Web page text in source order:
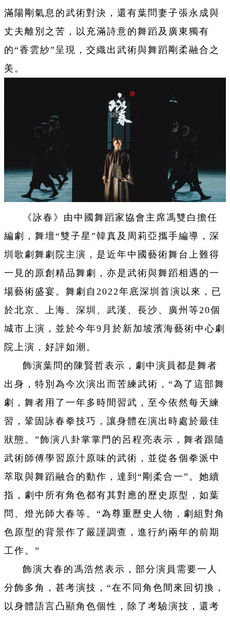
滿陽剛氣息的武術對決，還有葉問妻子張永成與
丈夫離別之苦，以充滿詩意的舞蹈及廣東獨有
的“香雲紗”呈現，交織出武術與舞蹈剛柔融合之
美。
《詠春》由中國舞蹈家協會主席馮雙白擔任
編劇，舞壇“雙子星”韓真及周莉亞攜手編導，深
圳歌劇舞劇院主演，是近年中國藝術舞台上難得
一見的原創精品舞劇，亦是武術與舞蹈相遇的一
場藝術盛宴。舞劇自2022年底深圳首演以來，已
於北京、上海、深圳、武漢、長沙、廣州等20個
城市上演，並於今年9月於新加坡濱海藝術中心劇
院上演，好評如潮。
飾演葉問的陳賢哲表示，劇中演員都是舞者
出身，特別為今次演出而苦練武術，“為了這部舞
劇，舞者用了一年多時間習武，至今依然每天練
習，鞏固詠春拳技巧，讓身體在演出時處於最佳
狀態。”飾演八卦掌掌門的呂程亮表示，舞者跟隨
武術師傅學習原汁原味的武術，並從各個拳派中
萃取與舞蹈融合的動作，達到“剛柔合一”。她續
指，劇中所有角色都有其對應的歷史原型，如葉
問、燈光師大春等。“為尊重歷史人物，劇組對角
色原型的背景作了嚴謹調查，進行約兩年的前期
工作。”
飾演大春的馮浩然表示，部分演員需要一人
分飾多角，甚考演技，“在不同角色間來回切換，
以身體語言凸顯角色個性，除了考驗演技，還考